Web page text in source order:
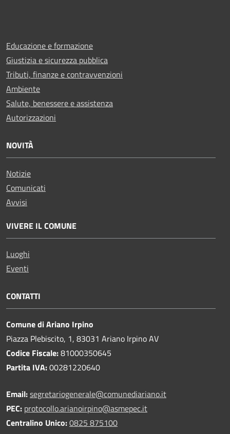
Educazione e formazione
Giustizia e sicurezza pubblica
Tributi, finanze e contravvenzioni
Ambiente
Salute, benessere e assistenza
Autorizzazioni
NOVITÀ
Notizie
Comunicati
Avvisi
VIVERE IL COMUNE
Luoghi
Eventi
CONTATTI
Comune di Ariano Irpino
Piazza Plebiscito, 1, 83031 Ariano Irpino AV
Codice Fiscale:81000350645
Partita IVA:00281220640
Email:segretariogenerale@comunediariano.it
PEC: protocollo.arianoirpino@asmepec.it
Centralino Unico:0825 875100